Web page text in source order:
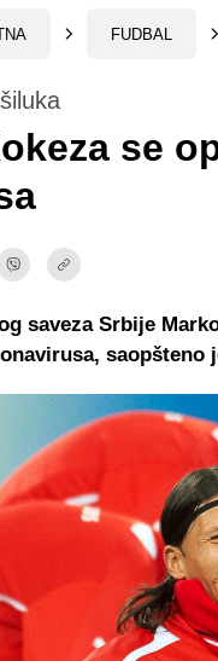
FUDBAL
se
saveza Srbije
saopšteno